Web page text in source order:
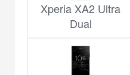
Xperia XA2 Ultra
Dual